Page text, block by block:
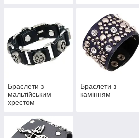
Браслети з
мальтійським
хрестом
Браслети з
камінням